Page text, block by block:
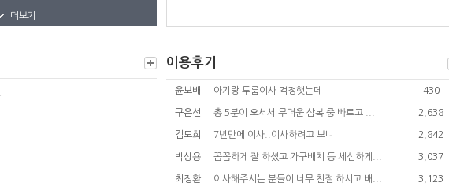
> 인천
100만
더보기
이용후기
윤보배 아기랑 투룸이사 걱정햇는데 430
구은선 총 5분이 오서서 무더운 삼복 중 빠르고 ... 2,638
김도희 7년만에 이사..이사하려고 보니 2,842
박상용 꼼꼼하게 잘 하셨고 가구배치 등 세심하게... 3,037
최정환 이사해주시는 분들이 너무 친절 하시고 배... 3,123